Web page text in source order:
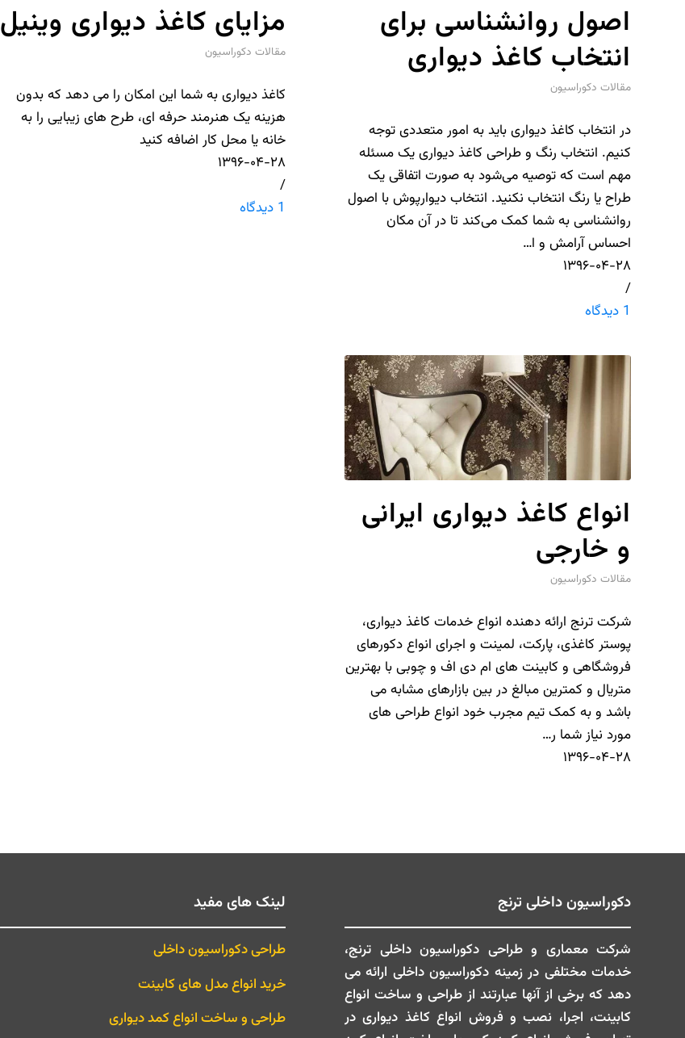
اصول روانشناسی برای
انتخاب کاغذ دیواری
مقالات دکوراسیون
در انتخاب کاغذ دیواری باید به امور متعددی توجه
کنیم. انتخاب رنگ و طراحی کاغذ دیواری یک مسئله
مهم است که توصیه می‌شود به صورت اتفاقی یک
طراح یا رنگ انتخاب نکنید. انتخاب دیوارپوش با اصول
روانشناسی به شما کمک می‌کند تا در آن مکان
احساس آرامش و ا…
۱۳۹۶-۰۴-۲۸
/
1 دیدگاه
مزایای کاغذ دیواری وینیل
مقالات دکوراسیون
کاغذ دیواری به شما این امکان را می دهد که بدون
هزینه یک هنرمند حرفه ای، طرح های زیبایی را به
خانه یا محل کار اضافه کنید
۱۳۹۶-۰۴-۲۸
/
1 دیدگاه
انواع کاغذ دیواری ایرانی
و خارجی
مقالات دکوراسیون
شرکت ترنج ارائه دهنده انواع خدمات کاغذ دیواری،
پوستر کاغذی، پارکت، لمینت و اجرای انواع دکورهای
فروشگاهی و کابینت های ام دی اف و چوبی با بهترین
متریال و کمترین مبالغ در بین بازارهای مشابه می
باشد و به کمک تیم مجرب خود انواع طراحی های
مورد نیاز شما ر…
۱۳۹۶-۰۴-۲۸
دکوراسیون داخلی ترنج
شرکت معماری و طراحی دکوراسیون داخلی ترنج،
خدمات مختلفی در زمینه دکوراسیون داخلی ارائه می
دهد که برخی از آنها عبارتند از طراحی و ساخت انواع
کابینت، اجرا، نصب و فروش انواع کاغذ دیواری در
لینک های مفید
طراحی دکوراسیون داخلی
خرید انواع مدل های کابینت
طراحی و ساخت انواع کمد دیواری